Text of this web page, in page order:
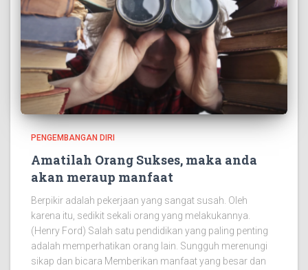
PENGEMBANGAN DIRI
Amatilah Orang Sukses, maka anda
akan meraup manfaat
Berpikir adalah pekerjaan yang sangat susah. Oleh
karena itu, sedikit sekali orang yang melakukannya.
(Henry Ford) Salah satu pendidikan yang paling penting
adalah memperhatikan orang lain. Sungguh merenungi
sikap dan bicara Memberikan manfaat yang besar dan